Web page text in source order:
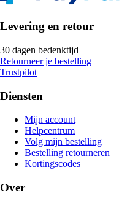
Levering en retour
30 dagen bedenktijd
Retourneer je bestelling
Trustpilot
Diensten
Mijn account
Helpcentrum
Volg mijn bestelling
Bestelling retourneren
Kortingscodes
Over